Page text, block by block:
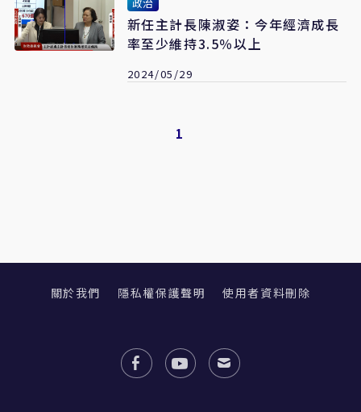
新任主計長陳淑姿：今年經濟成長
率至少維持3.5％以上
2024/05/29
1
關於我們 隱私權保護聲明 使用者資料刪除